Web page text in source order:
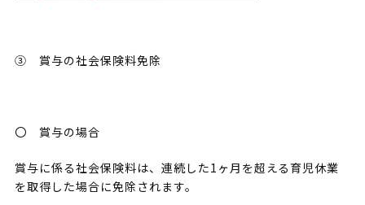
③ 賞与の社会保険料免除
〇 賞与の場合
賞与に係る社会保険料は、連続した1ヶ月を超える育児休業
を取得した場合に免除されます。